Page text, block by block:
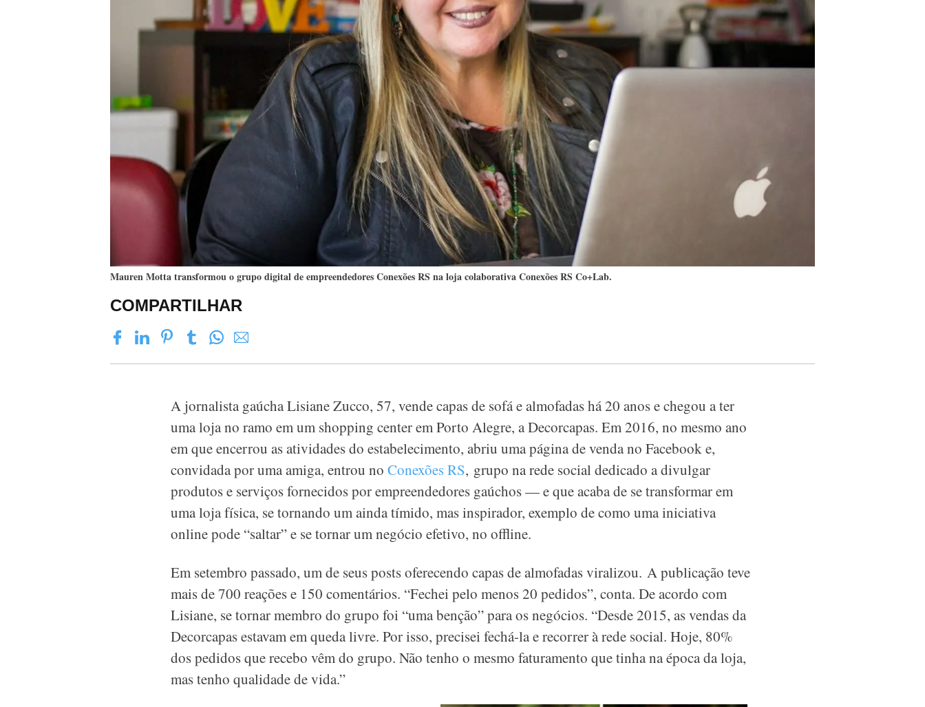
Mauren Motta transformou o grupo digital de empreendedores Conexões RS na loja colaborativa Conexões RS Co+Lab.
COMPARTILHAR
A jornalista gaúcha Lisiane Zucco, 57, vende capas de sofá e almofadas há 20 anos e chegou a ter
uma loja no ramo em um shopping center em Porto Alegre, a Decorcapas. Em 2016, no mesmo ano
em que encerrou as atividades do estabelecimento, abriu uma página de venda no Facebook e,
convidada por uma amiga, entrou no Conexões RS, grupo na rede social dedicado a divulgar
produtos e serviços fornecidos por empreendedores gaúchos — e que acaba de se transformar em
uma loja física, se tornando um ainda tímido, mas inspirador, exemplo de como uma iniciativa
online pode “saltar” e se tornar um negócio efetivo, no offline.
Em setembro passado, um de seus posts oferecendo capas de almofadas viralizou. A publicação teve
mais de 700 reações e 150 comentários. “Fechei pelo menos 20 pedidos”, conta. De acordo com
Lisiane, se tornar membro do grupo foi “uma benção” para os negócios. “Desde 2015, as vendas da
Decorcapas estavam em queda livre. Por isso, precisei fechá-la e recorrer à rede social. Hoje, 80%
dos pedidos que recebo vêm do grupo. Não tenho o mesmo faturamento que tinha na época da loja,
mas tenho qualidade de vida.”